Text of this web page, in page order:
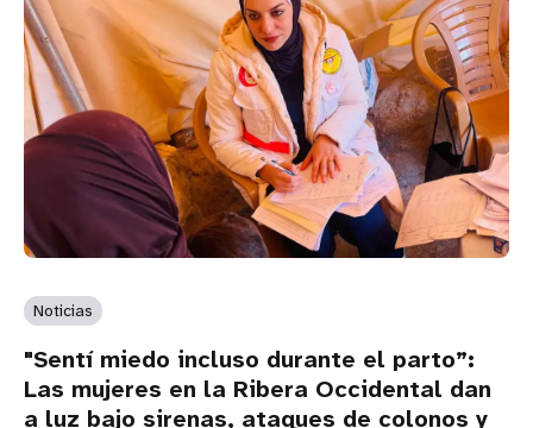
Noticias
"Sentí miedo incluso durante el parto”:
Las mujeres en la Ribera Occidental dan
a luz bajo sirenas, ataques de colonos y